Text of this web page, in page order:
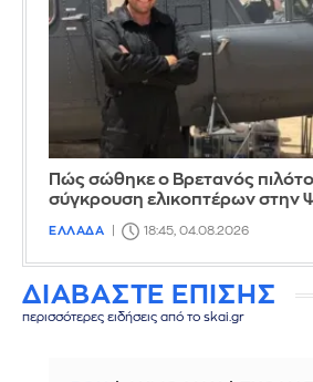
Πώς σώθηκε ο Βρετανός
σύγκρουση ελικοπτέρων στην
ΕΛΛΑΔΑ 18:45, 04.08.2026
ΔΙΑΒΑΣΤΕ ΕΠΙΣΗΣ
περισσότερες ειδήσεις από το skai.gr